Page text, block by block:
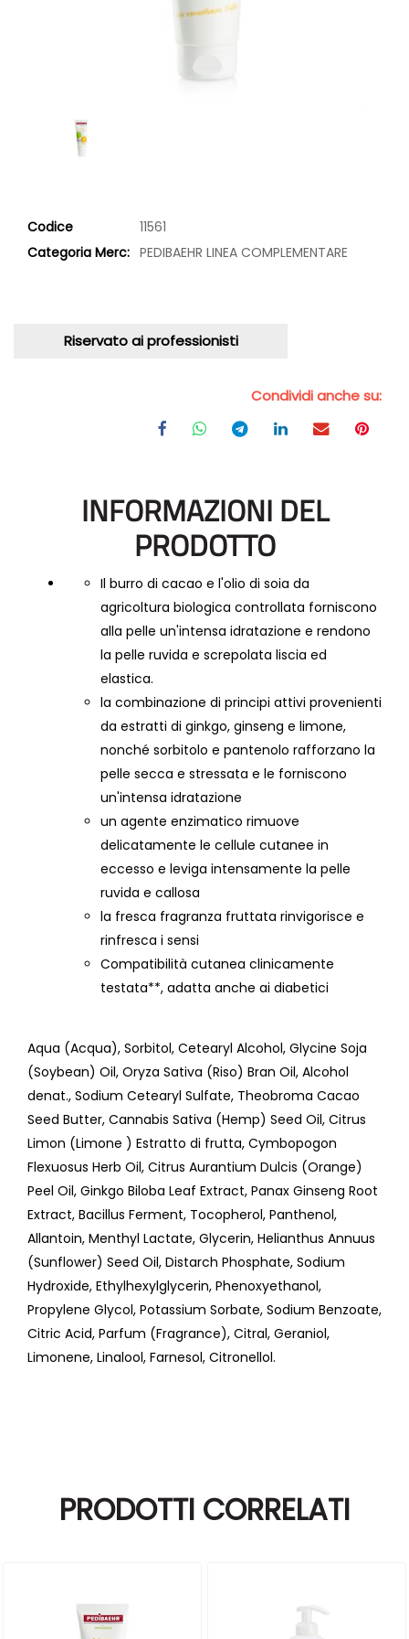
Codice
11561
Categoria Merc: PEDIBAEHR LINEA COMPLEMENTARE
Riservato ai professionisti
Condividi anche su:
INFORMAZIONI DEL
PRODOTTO
Il burro di cacao e l'olio di soia da
agricoltura biologica controllata forniscono
alla pelle un'intensa idratazione e rendono
la pelle ruvida e screpolata liscia ed
elastica.
la combinazione di principi attivi provenienti
da estratti di ginkgo, ginseng e limone,
nonché sorbitolo e pantenolo rafforzano la
pelle secca e stressata e le forniscono
un'intensa idratazione
un agente enzimatico rimuove
delicatamente le cellule cutanee in
eccesso e leviga intensamente la pelle
ruvida e callosa
la fresca fragranza fruttata rinvigorisce e
rinfresca i sensi
Compatibilità cutanea clinicamente
testata**, adatta anche ai diabetici
Aqua (Acqua), Sorbitol, Cetearyl Alcohol, Glycine Soja
(Soybean) Oil, Oryza Sativa (Riso) Bran Oil, Alcohol
denat., Sodium Cetearyl Sulfate, Theobroma Cacao
Seed Butter, Cannabis Sativa (Hemp) Seed Oil, Citrus
Limon (Limone ) Estratto di frutta, Cymbopogon
Flexuosus Herb Oil, Citrus Aurantium Dulcis (Orange)
Peel Oil, Ginkgo Biloba Leaf Extract, Panax Ginseng Root
Extract, Bacillus Ferment, Tocopherol, Panthenol,
Allantoin, Menthyl Lactate, Glycerin, Helianthus Annuus
(Sunflower) Seed Oil, Distarch Phosphate, Sodium
Hydroxide, Ethylhexylglycerin, Phenoxyethanol,
Propylene Glycol, Potassium Sorbate, Sodium Benzoate,
Citric Acid, Parfum (Fragrance), Citral, Geraniol,
Limonene, Linalool, Farnesol, Citronellol.
PRODOTTI CORRELATI